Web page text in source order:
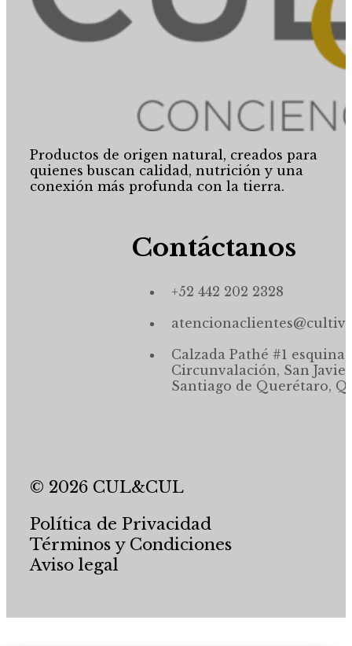
Productos de origen natural, creados para
quienes buscan calidad, nutrición y una
conexión más profunda con la tierra.
Contáctanos
+52 442 202 2328
Calzada Pathé #1 esquina,
Circunvalación, San
Santiago de Querétaro,
© 2026 CUL&CUL
Política de Privacidad
Términos y Condiciones
Aviso legal